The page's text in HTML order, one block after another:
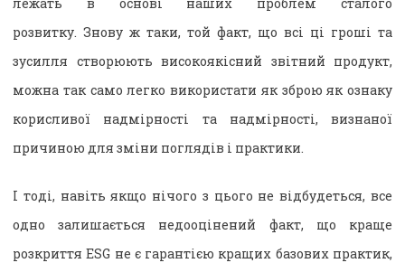
розвитку. Знову ж таки, той факт, що всі ці гроші та
зусилля створюють високоякісний звітний продукт,
можна так само легко використати як зброю як ознаку
корисливої ​​надмірності та надмірності, визнаної
причиною для зміни поглядів і практики.
І тоді, навіть якщо нічого з цього не відбудеться, все
одно залишається недооцінений факт, що краще
розкриття ESG не є гарантією кращих базових практик,